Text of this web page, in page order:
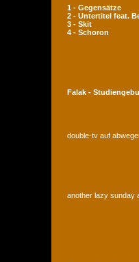
1 - Gegensätze
2 - Untertitel feat.
3 - Skit
4 - Schoron
Falak -
double-tv auf
another lazy sunday